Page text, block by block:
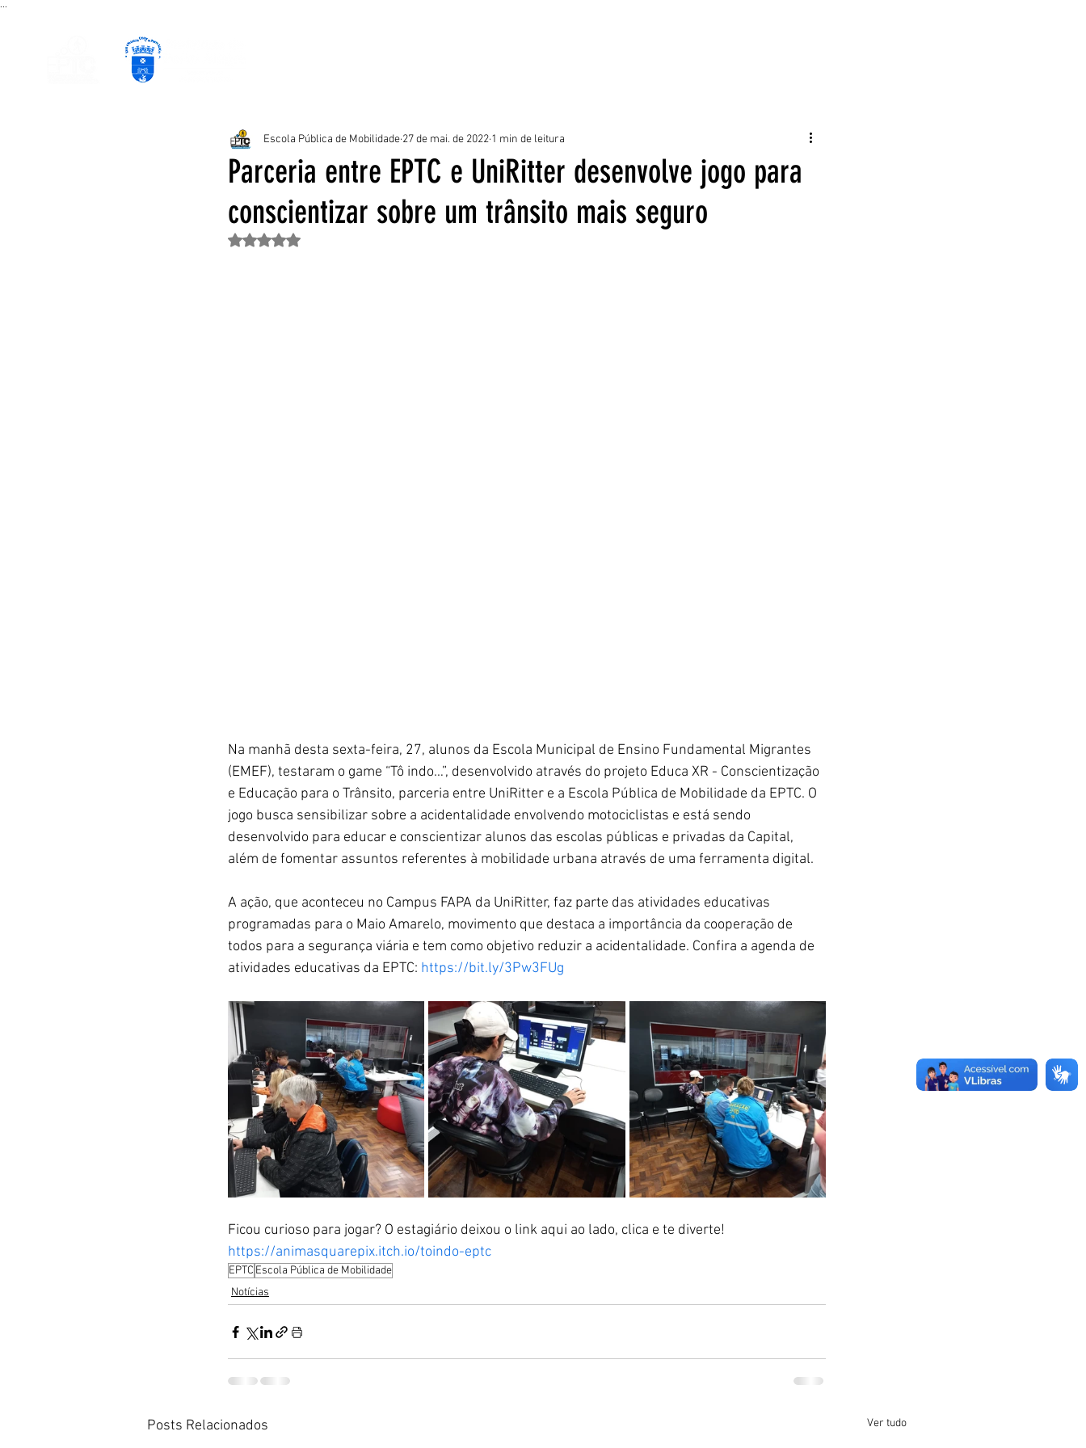
Parceria entre EPTC e UniRitter desenvolve jogo para
conscientizar sobre um trânsito mais seguro
Escola Pública de Mobilidade 27 de mai. de 2022 1 min de leitura
Avaliado com NaN de 5 estrelas.
Na manhã desta sexta-feira, 27, alunos da Escola Municipal de Ensino Fundamental Migrantes
(EMEF), testaram o game “Tô indo…”, desenvolvido através do projeto Educa XR - Conscientização
e Educação para o Trânsito, parceria entre UniRitter e a Escola Pública de Mobilidade da EPTC. O
jogo busca sensibilizar sobre a acidentalidade envolvendo motociclistas e está sendo
desenvolvido para educar e conscientizar alunos das escolas públicas e privadas da Capital,
além de fomentar assuntos referentes à mobilidade urbana através de uma ferramenta digital.
A ação, que aconteceu no Campus FAPA da UniRitter, faz parte das atividades educativas
programadas para o Maio Amarelo, movimento que destaca a importância da cooperação de
todos para a segurança viária e tem como objetivo reduzir a acidentalidade. Confira a agenda de
atividades educativas da EPTC: https://bit.ly/3Pw3FUg
Ficou curioso para jogar? O estagiário deixou o link aqui ao lado, clica e te diverte!
https://animasquarepix.itch.io/toindo-eptc
EPTC Escola Pública de Mobilidade
Notícias
Posts Relacionados Ver tudo